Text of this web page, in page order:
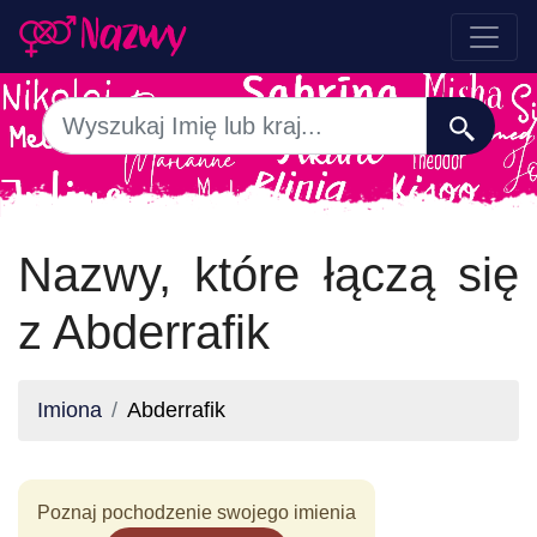
Nazwy, które łączą się
z Abderrafik
Imiona Abderrafik
Poznaj pochodzenie swojego imienia